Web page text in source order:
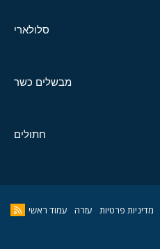
סלולארי
מבשלים כשר
חתולים
מדיניות פרטיות עזרה עמוד ראשי